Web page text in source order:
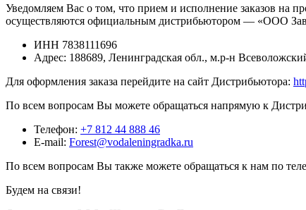
Уведомляем Вас о том, что прием и исполнение заказов
осуществляются официальным дистрибьютором — «ООО
ИНН 7838111696
Адрес: 188689, Ленинградская обл., м.р-н
Для оформления заказа перейдите на сайт Дистрибьютора:
По всем вопросам Вы можете обращаться напрямую к
Телефон: +7 812 44 888 46
E-mail: Forest@vodaleningradka.ru
По всем вопросам Вы также можете обращаться к нам по
Будем на связи!